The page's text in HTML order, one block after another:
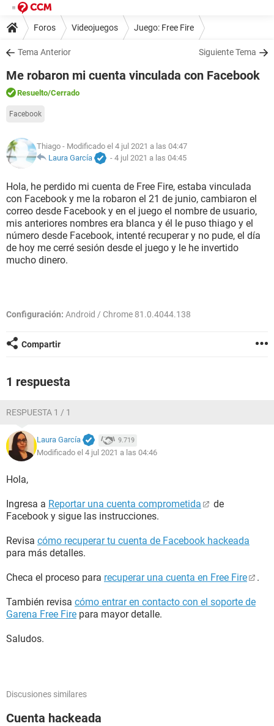
Foros Videojuegos Juego: Free Fire
Tema Anterior Siguiente Tema
Me robaron mi cuenta vinculada con Facebook
Resuelto/Cerrado
Facebook
Thiago - Modificado el 4 jul 2021 a las 04:47
Laura García
- 4 jul 2021 a las 04:45
Hola, he perdido mi cuenta de Free Fire, estaba vinculada
con Facebook y me la robaron el 21 de junio, cambiaron el
correo desde Facebook y en el juego el nombre de usuario,
mis anteriores nombres era blanca y él le puso thiago y el
número desde Facebook, intenté recuperar y no pude, el día
de hoy me cerré sesión desde el juego y le he invertido
mucho dinero.
Configuración: Android / Chrome 81.0.4044.138
Compartir
1 respuesta
RESPUESTA 1 / 1
Laura García 9.719
Modificado el 4 jul 2021 a las 04:46
Hola,
Ingresa a Reportar una cuenta comprometida
de
Facebook y sigue las instrucciones.
Revisa cómo recuperar tu cuenta de Facebook hackeada
para más detalles.
Checa el proceso para recuperar una cuenta en Free Fire .
También revisa cómo entrar en contacto con el soporte de
Garena Free Fire para mayor detalle.
Saludos.
Discusiones similares
Cuenta hackeada